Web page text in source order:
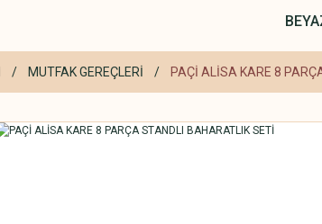
MUTFAK GEREÇLERİ PAÇİ ALİSA KARE 8